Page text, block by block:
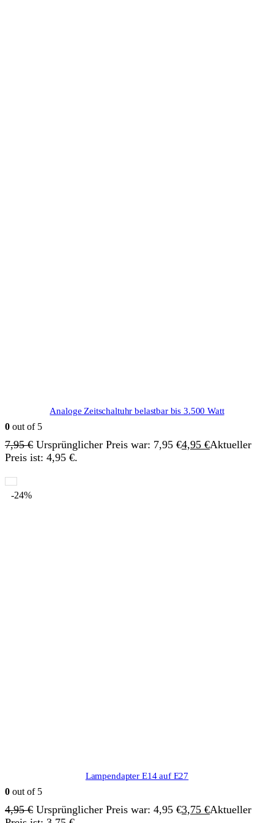
Analoge Zeitschaltuhr belastbar bis 3.500 Watt
0 out of 5
7,95€ Ursprünglicher Preis war: 7,95 €4,95 €Aktueller
Preis ist: 4,95 €.
-24%
Lampendapter E14 auf E27
0 out of 5
4,95€ Ursprünglicher Preis war: 4,95 €3,75 €Aktueller